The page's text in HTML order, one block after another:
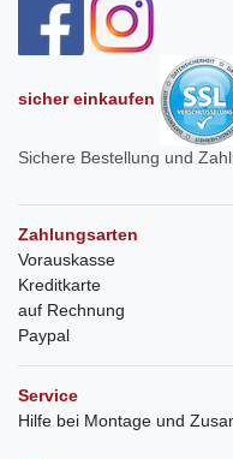
sicher einkaufen
Sichere Bestellung und
Zahlungsarten
Vorauskasse
Kreditkarte
auf Rechnung
Paypal
Service
Hilfe bei Montage und